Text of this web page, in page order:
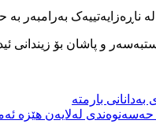
١٢ ساڵ کۆیلایەتیی و ١٢ ساڵ دەربەدەری بۆ
و پاشان بۆ زیندانی
بارمتە
لەلایەن هێزە